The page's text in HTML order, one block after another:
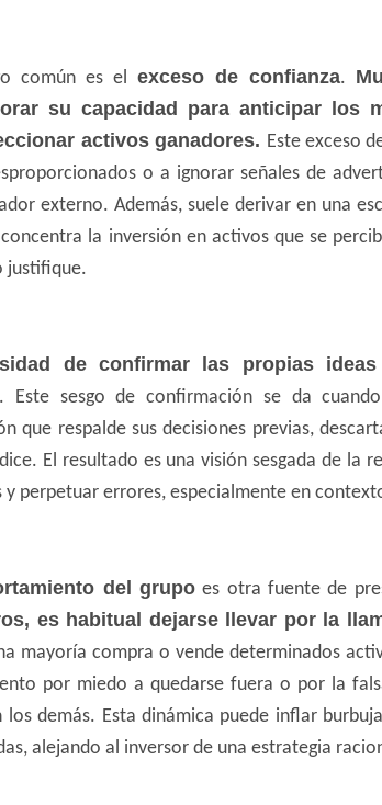
común es el exceso de confianza.
su capacidad para anticipar los
activos ganadores. Este exceso
o a ignorar señales de
externo. Además, suele derivar en una
la inversión en activos que se
justifique.
de confirmar las propias
. Este sesgo de confirmación se da
que respalde sus decisiones previas,
El resultado es una visión sesgada de la
y perpetuar errores, especialmente en
del grupoes otra fuente de
es habitual dejarse llevar por la
mayoría compra o vende determinados
por miedo a quedarse fuera o por la
los demás. Esta dinámica puede inflar
alejando al inversor de una estrategia